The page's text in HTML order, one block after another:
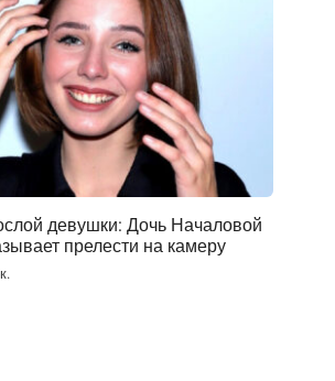
девушки: Дочь Началовой
прелести на камеру